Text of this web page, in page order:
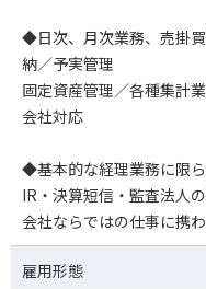
◆日次、月次業務、売掛
納／予実管理
固定資産管理／各種集計
会社対応
◆基本的な経理業務に限
IR・決算短信・監査法人
会社ならではの仕事に携
雇用形態